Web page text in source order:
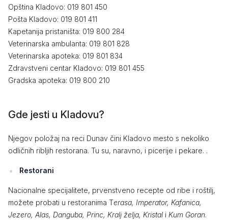
Opština Kladovo: 019 801 450
Pošta Kladovo: 019 801 411
Kapetanija pristaništa: 019 800 284
Veterinarska ambulanta: 019 801 828
Veterinarska apoteka: 019 801 834
Zdravstveni centar Kladovo: 019 801 455
Gradska apoteka: 019 800 210
Gde jesti u Kladovu?
Njegov položaj na reci Dunav čini Kladovo mesto s nekoliko
odličnih ribljih restorana. Tu su, naravno, i picerije i pekare. .
Restorani
Nacionalne specijalitete, prvenstveno recepte od ribe i roštilj,
možete probati u restoranima Terasa, Imperator, Kafanica,
Jezero, Alas, Danguba, Princ, Kralj želja, Kristal i Kum Goran.